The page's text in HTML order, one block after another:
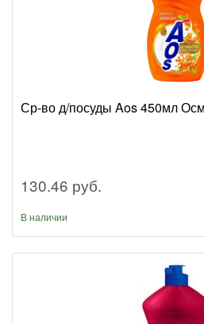
Ср-во д/посуды Aos 450мл
130.46 руб.
В наличии